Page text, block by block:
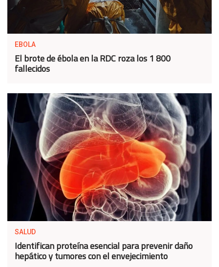
EBOLA
El brote de ébola en la RDC roza los 1 800
fallecidos
SALUD
Identifican proteína esencial para prevenir daño
hepático y tumores con el envejecimiento